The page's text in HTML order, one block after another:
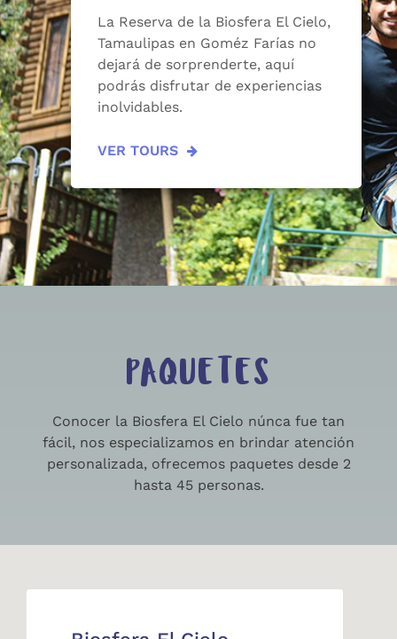
La Reserva de la Biosfera El Cielo,
Tamaulipas en Goméz Farías no
dejará de sorprenderte, aquí
podrás disfrutar de experiencias
inolvidables.
VER TOURS
PAQUETES
Conocer la Biosfera El Cielo núnca fue tan
fácil, nos especializamos en brindar atención
personalizada, ofrecemos paquetes desde 2
hasta 45 personas.